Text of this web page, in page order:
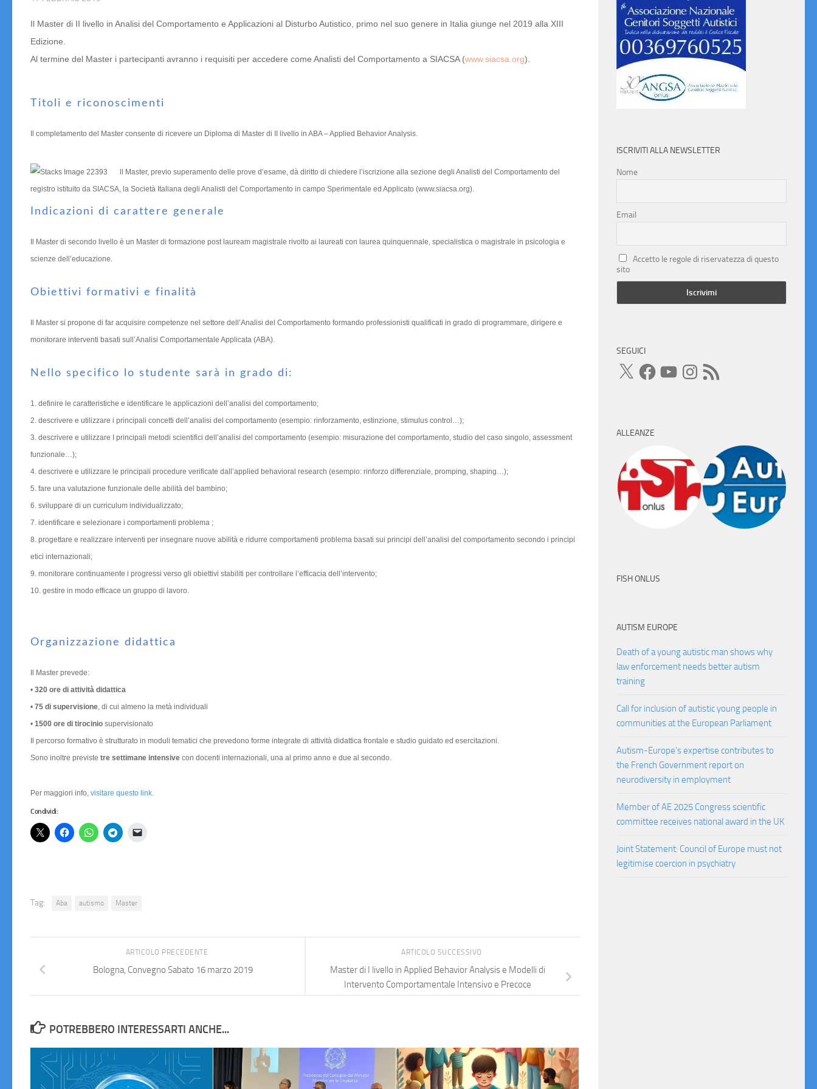
Il Master di II livello in Analisi del Comportamento e Applicazioni al Disturbo Autistico, primo nel suo genere in Italia giunge nel 2019 alla XIII
Edizione.
Al termine del Master i partecipanti avranno i requisiti per accedere come Analisti del Comportamento a SIACSA (www.siacsa.org).
Titoli e riconoscimenti
Il completamento del Master consente di ricevere un Diploma di Master di II livello in ABA – Applied Behavior Analysis.
ll Master, previo superamento delle prove d’esame, dà diritto di chiedere l’iscrizione alla sezione degli Analisti del Comportamento del
registro istituito da SIACSA, la Società Italiana degli Analisti del Comportamento in campo Sperimentale ed Applicato (www.siacsa.org).
Indicazioni di carattere generale
Il Master di secondo livello è un Master di formazione post lauream magistrale rivolto ai laureati con laurea quinquennale, specialistica o magistrale in psicologia e
scienze dell’educazione.
Obiettivi formativi e finalità
Il Master si propone di far acquisire competenze nel settore dell’Analisi del Comportamento formando professionisti qualificati in grado di programmare, dirigere e
monitorare interventi basati sull’Analisi Comportamentale Applicata (ABA).
Nello specifico lo studente sarà in grado di:
1. definire le caratteristiche e identificare le applicazioni dell’analisi del comportamento;
2. descrivere e utilizzare i principali concetti dell’analisi del comportamento (esempio: rinforzamento, estinzione, stimulus control…);
3. descrivere e utilizzare I principali metodi scientifici dell’analisi del comportamento (esempio: misurazione del comportamento, studio del caso singolo, assessment
funzionale…);
4. descrivere e utilizzare le principali procedure verificate dall’applied behavioral research (esempio: rinforzo differenziale, promping, shaping…);
5. fare una valutazione funzionale delle abilità del bambino;
6. sviluppare di un curriculum individualizzato;
7. identificare e selezionare i comportamenti problema ;
8. progettare e realizzare interventi per insegnare nuove abilità e ridurre comportamenti problema basati sui principi dell’analisi del comportamento secondo i principi
etici internazionali;
9. monitorare continuamente i progressi verso gli obiettivi stabiliti per controllare l’efficacia dell’intervento;
10. gestire in modo efficace un gruppo di lavoro.
Organizzazione didattica
Il Master prevede:
• 320 ore di attività didattica
• 75 di supervisione, di cui almeno la metà individuali
• 1500 ore di tirocinio supervisionato
Il percorso formativo è strutturato in moduli tematici che prevedono forme integrate di attività didattica frontale e studio guidato ed esercitazioni.
Sono inoltre previste tre settimane intensive con docenti internazionali, una al primo anno e due al secondo.
Per maggiori info, visitare questo link.
Condividi:
Tag: Aba autismo Master
ARTICOLO SUCCESSIVO
Master di I livello in Applied Behavior Analysis e Modelli di
Intervento Comportamentale Intensivo e Precoce
ARTICOLO PRECEDENTE
Bologna, Convegno Sabato 16 marzo 2019
POTREBBERO INTERESSARTI ANCHE...
ISCRIVITI ALLA NEWSLETTER
Nome
Email
Accetto le regole di riservatezza di questo
sito
SEGUICI
X FacebookYouTubeInstagram
Feed
RSS
ALLEANZE
FISH ONLUS
AUTISM EUROPE
Death of a young autistic man shows why
law enforcement needs better autism
training
Call for inclusion of autistic young people in
communities at the European Parliament
Autism-Europe’s expertise contributes to
the French Government report on
neurodiversity in employment
Member of AE 2025 Congress scientific
committee receives national award in the UK
Joint Statement: Council of Europe must not
legitimise coercion in psychiatry